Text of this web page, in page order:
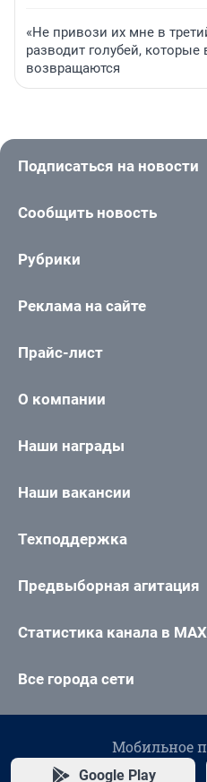
«Не привози их мне в
разводит голубей, которые
возвращаются
Подписаться на новости
Сообщить новость
Рубрики
Реклама на сайте
Прайс-лист
О компании
Наши награды
Наши вакансии
Техподдержка
Предвыборная агитация
Статистика канала в MAX
Все города сети
Мобильное
Google Play